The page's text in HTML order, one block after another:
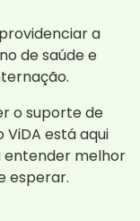
a
de saúde e
o suporte de
está aqui
entender melhor
esperar.